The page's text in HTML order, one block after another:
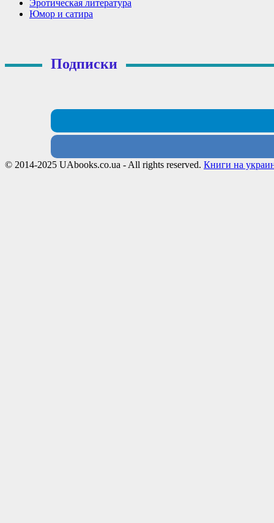
Эротическая литература
Юмор и сатира
Подписки
© 2014-2025 UAbooks.co.ua - All rights reserved. Книги на